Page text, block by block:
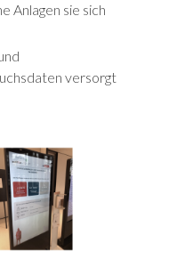
Anlagen sie sich
versorgt